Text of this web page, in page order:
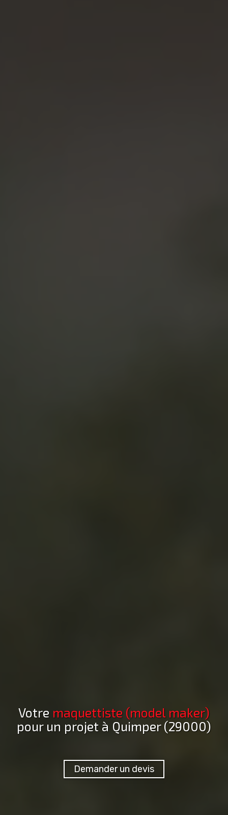
Votre maquettiste (model maker)
pour un projet à Quimper (29000)
Demander un devis